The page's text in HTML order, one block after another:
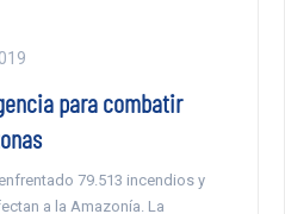
para combatir
79.513 incendios y
a la Amazonía. La